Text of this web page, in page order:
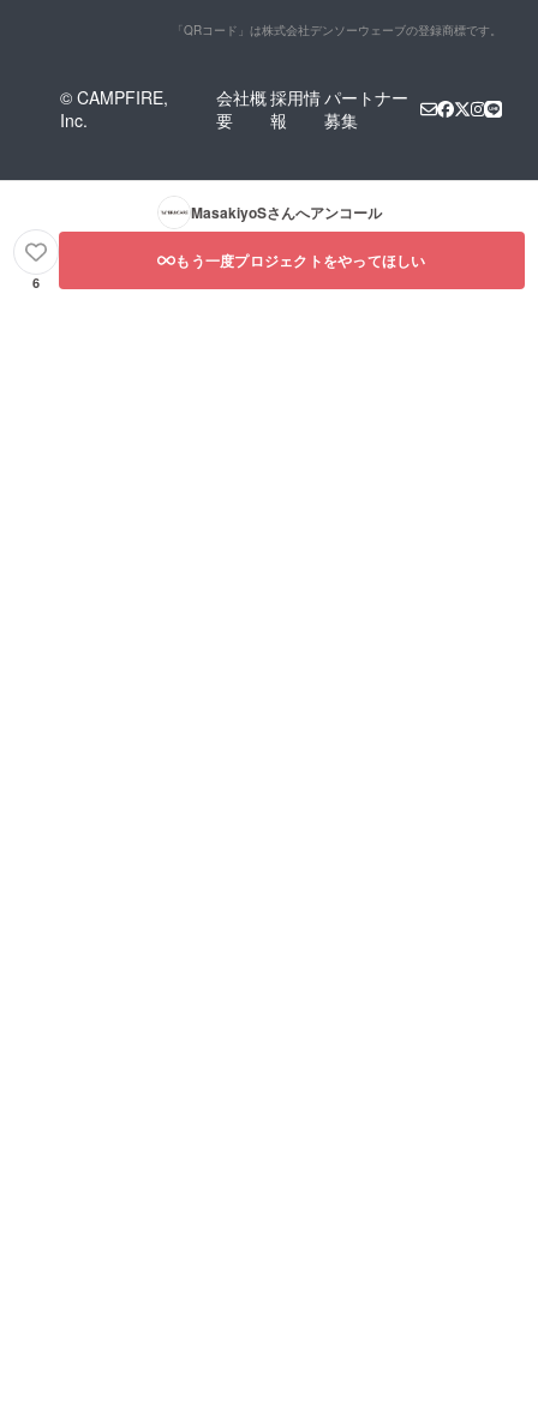
「QRコード」は株式会社デンソーウェーブの登録商標です。
© CAMPFIRE,
Inc.
会社概
要
採用情
報
パートナー
募集
MasakiyoSさんへアンコール
6
もう一度プロジェクトをやってほしい